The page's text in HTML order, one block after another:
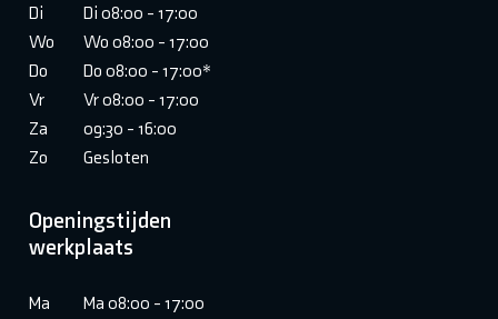
Di
Di 08:00 - 17:00
Wo
Wo 08:00 - 17:00
Do
Do 08:00 - 17:00*
Vr
Vr 08:00 - 17:00
Za
09:30 - 16:00
Zo
Gesloten
Openingstijden
werkplaats
Ma
Ma 08:00 - 17:00